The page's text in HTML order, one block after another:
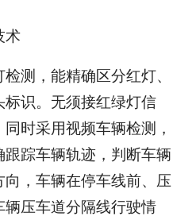
，能精确区分红灯、
识。无须接红绿灯信
时采用视频车辆检测，
踪车辆轨迹，判断车辆
，车辆在停车线前、压
压车道分隔线行驶情